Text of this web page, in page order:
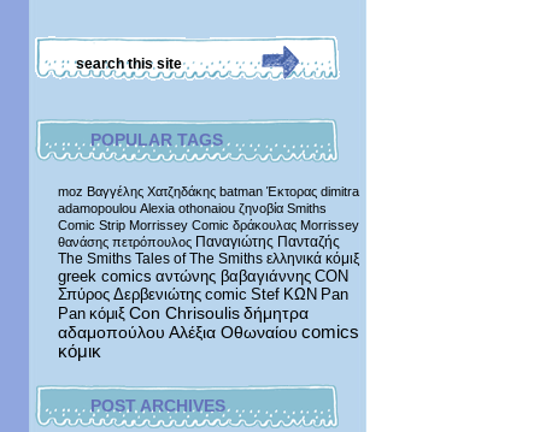
POPULAR TAGS
moz Βαγγέλης Χατζηδάκης batman Έκτορας dimitra
adamopoulou Alexia othonaiou ζηνοβία Smiths
Comic Strip Morrissey Comic δράκουλας Morrissey
θανάσης πετρόπουλος Παναγιώτης Πανταζής
The Smiths Tales of The Smiths ελληνικά κόμιξ
greek comics αντώνης βαβαγιάννης CON
Σπύρος Δερβενιώτης comic Stef ΚΩΝ Pan
Pan κόμιξ Con Chrisoulis δήμητρα
αδαμοπούλου Αλέξια Οθωναίου comics
κόμικ
POST ARCHIVES